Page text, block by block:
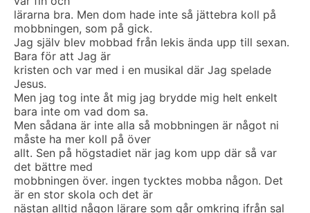
lärarna bra. Men dom hade inte så jättebra koll på
mobbningen, som på gick.
Jag själv blev mobbad från lekis ända upp till sexan.
Bara för att Jag är
kristen och var med i en musikal där Jag spelade
Jesus.
Men jag tog inte åt mig jag brydde mig helt enkelt
bara inte om vad dom sa.
Men sådana är inte alla så mobbningen är något ni
måste ha mer koll på över
allt. Sen på högstadiet när jag kom upp där så var
det bättre med
mobbningen över. ingen tycktes mobba någon. Det
är en stor skola och det är
nästan alltid någon lärare som går omkring ifrån sal